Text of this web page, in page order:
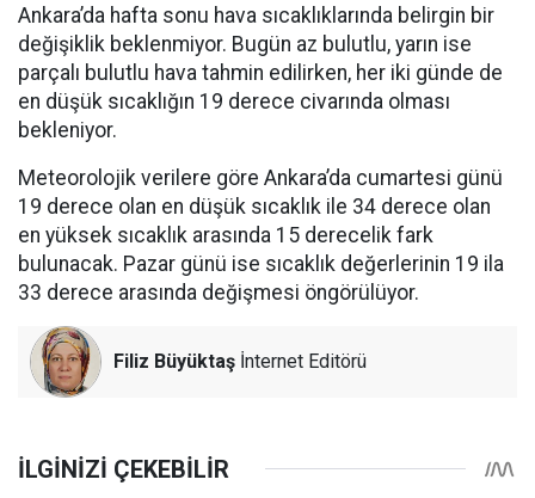
Ankara’da hafta sonu hava sıcaklıklarında belirgin bir
değişiklik beklenmiyor. Bugün az bulutlu, yarın ise
parçalı bulutlu hava tahmin edilirken, her iki günde de
en düşük sıcaklığın 19 derece civarında olması
bekleniyor.
Meteorolojik verilere göre Ankara’da cumartesi günü
19 derece olan en düşük sıcaklık ile 34 derece olan
en yüksek sıcaklık arasında 15 derecelik fark
bulunacak. Pazar günü ise sıcaklık değerlerinin 19 ila
33 derece arasında değişmesi öngörülüyor.
Filiz Büyüktaş İnternet Editörü